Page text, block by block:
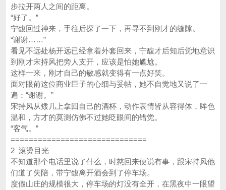
步拉开两人之间的距离。
“好了。”
宁馥回过神来，手往后探了一下，再寻不到刚才的缝隙。
“谢谢……”
看见不远处杨开远已经拿着外套回来，宁馥才后知后觉地意识
到刚才宋持风把旁人支开，应该是怕她尴尬。
这样一来，刚才自己的敏感就变得有一点好笑。
面对眼前这位商业巨子的心细与妥帖，她不自觉地又说了一
遍：“谢谢。”
宋持风从矮几上拿回自己的酒杯，动作表情皆从容得体，眸色
温和，方才的莫测仿佛不过她眨眼间的错觉。
“客气。”
==============================
2 滚烫目光
不知道那个电话里说了什么，时慈回来便说有事，跟宋持风他
们道了失陪，带宁馥离开酒会到了停车场。
度假山庄的规模很大，停车场的灯没有全开，在黑夜中一眼望